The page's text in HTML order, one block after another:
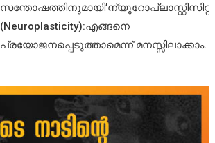
സന്തോഷത്തിനുമായി’ന്യൂറോപ്ലാസ്റ്റിസിറ്റി’
(Neuroplasticity):എങ്ങനെ
പ്രയോജനപ്പെടുത്താമെന്ന് മനസ്സിലാക്കാം.